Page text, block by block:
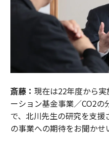
斎藤： 現在は22年度から
ーション基金事業／CO2
で、北川先生の研究を支援
の事業への期待をお聞かせ